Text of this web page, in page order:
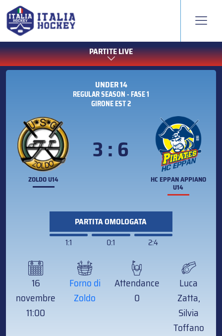
PARTITE LIVE
UNDER 14
REGULAR SEASON - FASE 1
GIRONE EST 2
ZOLDO U14
3 : 6
HC EPPAN APPIANO
U14
PARTITA OMOLOGATA
1:1
0:1 2:4
16
novembre
11:00
Forno di
Zoldo
Attendance
0
Luca
Zatta,
Silvia
Toffano